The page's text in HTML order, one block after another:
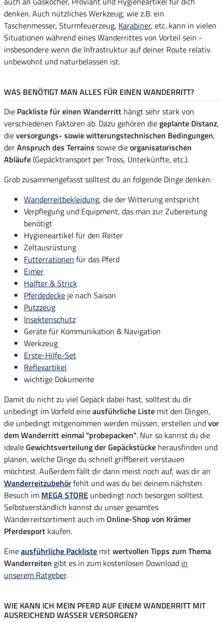
denken. Auch nützliches Werkzeug, wie z.B. ein
Taschenmesser, Sturmfeuerzeug, Karabiner, etc. kann in vielen
Situationen während eines Wanderrittes von Vorteil sein -
insbesondere wenn die Infrastruktur auf deiner Route relativ
unbewohnt und naturbelassen ist.
WAS BENÖTIGT MAN ALLES FÜR EINEN WANDERRITT?
Die Packliste für einen Wanderritt hängt sehr stark von
verschiedenen Faktoren ab. Dazu gehören diegeplante Distanz,
dieversorgungs- sowie witterungstechnischen Bedingungen,
derAnspruch des Terrains sowie dieorganisatorischen
Abläufe(Gepäcktransport per Tross, Unterkünfte, etc.).
Grob zusammengefasst solltest du an folgende Dinge denken:
Wanderreitbekleidung, die der Witterung entspricht
Verpflegung und Equipment, das man zur Zubereitung
benötigt
Hygieneartikel für den Reiter
Zeltausrüstung
Futterrationen für das Pferd
Eimer
Halfter & Strick
Pferdedecke je nach Saison
Putzzeug
Insektenschutz
Geräte für Kommunikation & Navigation
Werkzeug
Erste-Hilfe-Set
Reflexartikel
wichtige Dokumente
Damit du nicht zu viel Gepäck dabei hast, solltest du dir
unbedingt im Vorfeld eineausführliche Liste mit den Dingen,
die unbedingt mitgenommen werden müssen, erstellen undvor
dem Wanderritt einmal "probepacken". Nur so kannst du die
idealeGewichtsverteilung der Gepäckstücke herausfinden und
planen, welche Dinge du schnell griffbereit verstauen
möchtest. Außerdem fällt dir dann meist noch auf, was dir an
Wanderreitzubehörfehlt und was du bei deinem nächsten
Besuch im MEGA STORE unbedingt noch besorgen solltest.
Selbstverständlich kannst du unser gesamtes
Wanderreitsortiment auch imOnline-Shop von Krämer
Pferdesport kaufen.
Eineausführliche Packliste mitwertvollen Tipps zum Thema
Wanderreiten gibt es in zum kostenlosen Download in
unserem Ratgeber.
WIE KANN ICH MEIN PFERD AUF EINEM WANDERRITT MIT
AUSREICHEND WASSER VERSORGEN?